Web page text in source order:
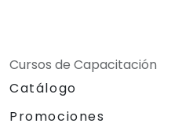
Cursos de Capacitación
Catálogo
Promociones